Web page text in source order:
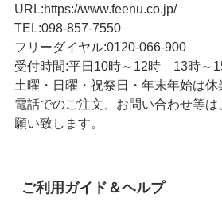
URL:https://www.feenu.co.jp/
TEL:098-857-7550
フリーダイヤル:0120-066-900
受付時間:平日10時～12時 13時～
土曜・日曜・祝祭日・年末年始は
電話でのご注文、お問い合わせ等
願い致します。
ご利用ガイド＆ヘルプ